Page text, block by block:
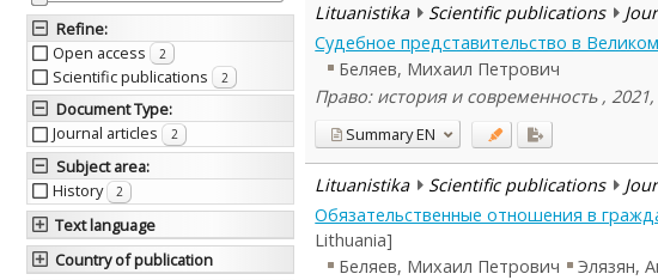
Refine:
Open access
2
Scientific publications 2
Document Type:
Journal articles
2
Subject area:
History
2
Text language
Country of publication
Lituanistika
Scientific publications
Судебное представительство в
Беляев, Михаил Петрович
Право: история и современность , 2021,
SummaryEN
Lituanistika Scientific publications
Обязательственные отношения в
Lithuania]
Беляев, Михаил Петрович
Элязян,